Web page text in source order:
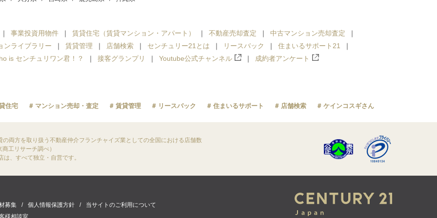
事業投資用物件 賃貸住宅（賃貸マンション・アパート） 不動産売却査定
中古マンション売却査定
ンライブラリー
賃貸管理 店舗検索 センチュリー21とは リースバック
住まいるサポート21
is センチュリワン君！？
接客グランプリ Youtube公式チャンネル 成約者アンケート
住宅 マンション売却・査定 賃貸管理 リースバック 住まいるサポート 店舗検索 ケインコスギさん
両方を取り扱う不動産仲介フランチャイズ業としての全国における店舗数
工リサーチ調べ）
、すべて独立・自営です。
募集 個人情報保護方針
当サイトのご利用について
様相談室